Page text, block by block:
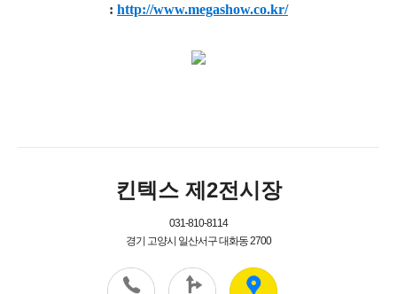
: http://www.megashow.co.kr/